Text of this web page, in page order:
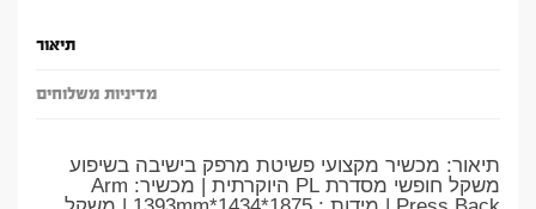
תיאור
מדיניות משלוחים
תיאור: מכשיר מקצועי פשיטת מרפק בישיבה בשיפוע
משקל חופשי מסדרת PL היוקרתית | מכשיר: Arm